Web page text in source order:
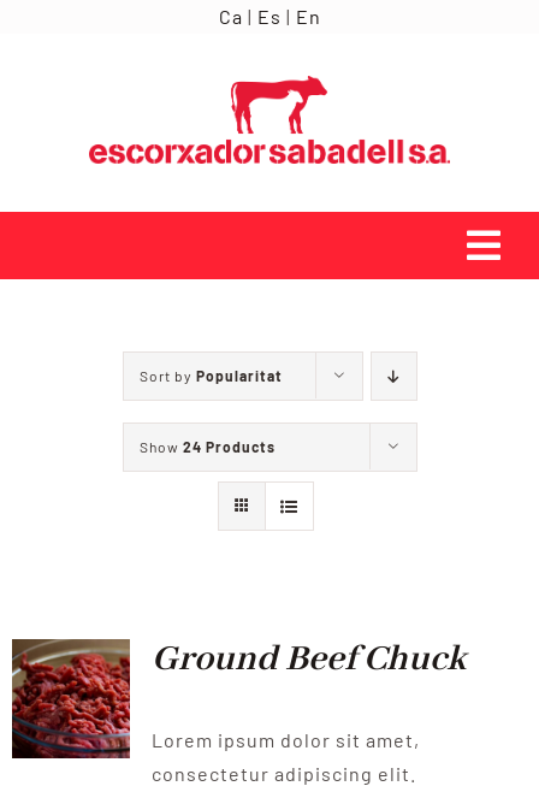
Ca | Es | En
NOTICIES
CONTACTE
Sort by Popularitat
Show 24 Products
Ground Beef Chuck
Lorem ipsum dolor sit amet,
consectetur adipiscing elit.